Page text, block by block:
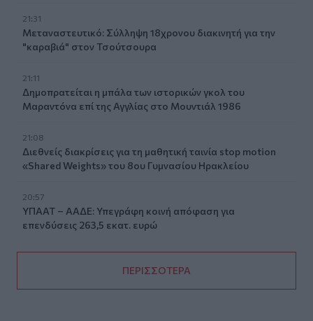
21:31
Μεταναστευτικό: Σύλληψη 18χρονου διακινητή για την
"καραβιά" στον Τσούτσουρα
21:11
Δημοπρατείται η μπάλα των ιστορικών γκολ του
Μαραντόνα επί της Αγγλίας στο Μουντιάλ 1986
21:08
Διεθνείς διακρίσεις για τη μαθητική ταινία stop motion
«Shared Weights» του 8ου Γυμνασίου Ηρακλείου
20:57
ΥΠΑΑΤ – ΑΑΔΕ: Υπεγράφη κοινή απόφαση για
επενδύσεις 263,5 εκατ. ευρώ
ΠΕΡΙΣΣΟΤΕΡΑ